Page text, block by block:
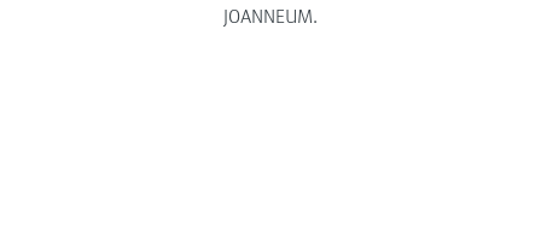
JOANNEUM.